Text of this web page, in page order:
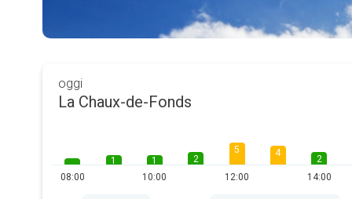
oggi
La Chaux-de-Fonds
08:00
1
1
10:00
2
5
12:00
4
2
14:00